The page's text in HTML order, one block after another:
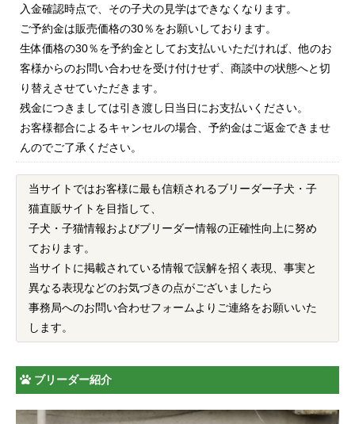
入金確認時点で、その子犬の見学はできなくなります。
ご予約金は販売価格の30％をお願いしております。
生体価格の30％を予約金としてお支払いいただければ、他のお
客様からのお問い合わせを受け付けせず、商談中の状態へと切
り替えさせていただきます。
残金につきましては引き渡し日当日にお支払いください。
お客様都合によるキャンセルの場合、予約金はご返金できませ
んのでご了承ください。
当サイトではお客様に最も信頼されるブリーダー子犬・子
猫直販サイトを目指して、
子犬・子猫情報およびブリーダー情報の正確性向上に努め
ております。
当サイトに掲載されている情報で誤解を招く表現、事実と
異なる表現などのお気づきの点がございましたら
事務局へのお問い合わせフォームよりご連絡をお願いいた
します。
ブリーダー紹介